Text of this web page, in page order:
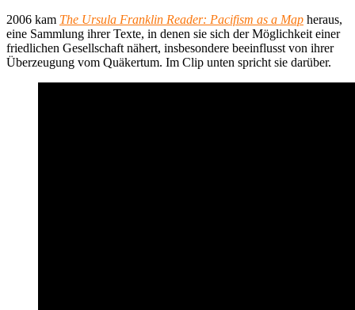
2006 kam The Ursula Franklin Reader: Pacifism as a Map heraus,
eine Sammlung ihrer Texte, in denen sie sich der Möglichkeit einer
friedlichen Gesellschaft nähert, insbesondere beeinflusst von ihrer
Überzeugung vom Quäkertum. Im Clip unten spricht sie darüber.